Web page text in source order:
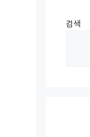
검색